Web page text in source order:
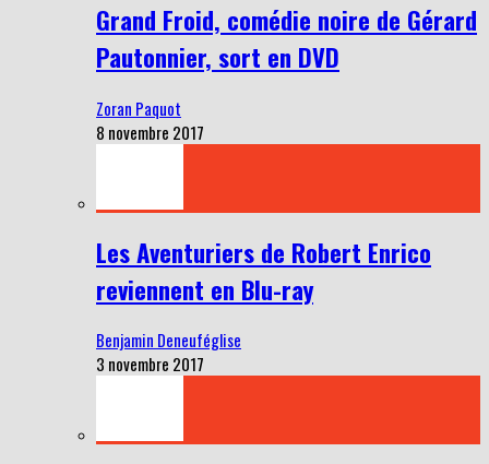
Grand Froid, comédie noire de Gérard
Pautonnier, sort en DVD
Zoran Paquot
8 novembre 2017
Les Aventuriers de Robert Enrico
reviennent en Blu-ray
Benjamin Deneuféglise
3 novembre 2017